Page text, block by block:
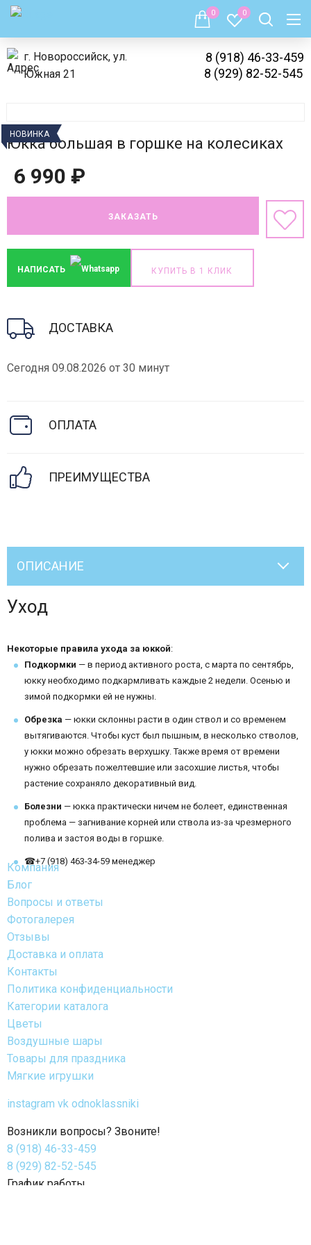
8 (918) 46-33-459
8 (929) 82-52-545
г. Новороссийск, ул.
Южная 21
0
0
НОВИНКА
Юкка большая в горшке на колесиках
6 990 ₽
ЗАКАЗАТЬ
НАПИСАТЬ КУПИТЬ В 1 КЛИК
ДОСТАВКА
Сегодня 09.08.2026 от 30 минут
ОПЛАТА
ПРЕИМУЩЕСТВА
ОПИСАНИЕ
Уход
Некоторые правила ухода за юккой:
Подкормки — в период активного роста, с марта по сентябрь,
юкку необходимо подкармливать каждые 2 недели. Осенью и
зимой подкормки ей не нужны.
Обрезка — юкки склонны расти в один ствол и со временем
вытягиваются. Чтобы куст был пышным, в несколько стволов,
у юкки можно обрезать верхушку. Также время от времени
нужно обрезать пожелтевшие или засохшие листья, чтобы
растение сохраняло декоративный вид.
Болезни — юкка практически ничем не болеет, единственная
проблема — загнивание корней или ствола из-за чрезмерного
полива и застоя воды в горшке.
☎+7 (918) 463-34-59 менеджер
Компания
Блог
Вопросы и ответы
Фотогалерея
Отзывы
Доставка и оплата
Контакты
Политика конфиденциальности
Категории каталога
Цветы
Воздушные шары
Товары для праздника
Мягкие игрушки
instagram vk odnoklassniki
Возникли вопросы? Звоните!
8 (918) 46-33-459
8 (929) 82-52-545
График работы